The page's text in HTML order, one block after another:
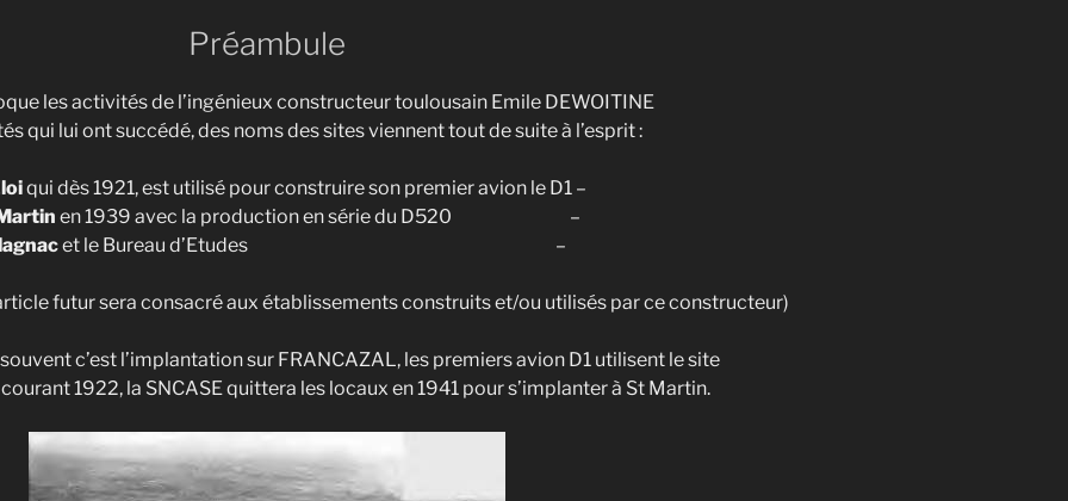
Préambule
les activités de l’ingénieux constructeur toulousain Emile DEWOITINE
qui lui ont succédé, des noms des sites viennent tout de suite à l’esprit :
qui dès 1921, est utilisé pour construire son premier avion le D1 –
en 1939 avec la production en série du D520 –
et le Bureau d’Etudes –
futur sera consacré aux établissements construits et/ou utilisés par ce constructeur)
c’est l’implantation sur FRANCAZAL, les premiers avion D1 utilisent le site
1922, la SNCASE quittera les locaux en 1941 pour s’implanter à St Martin.